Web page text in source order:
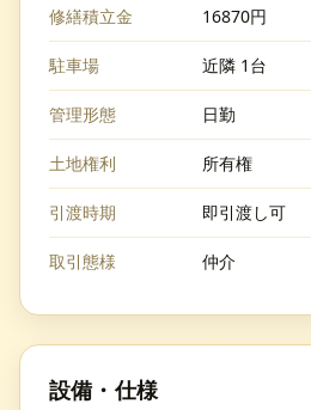
修繕積立金 16870円
駐車場 近隣 1台
管理形態 日勤
土地権利 所有権
引渡時期 即引渡し可
取引態様 仲介
設備・仕様